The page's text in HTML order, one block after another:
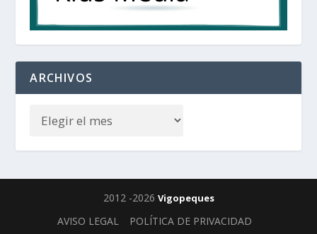
ARCHIVOS
2012 -2026 Vigopeques
AVISO LEGAL
POLÍTICA DE PRIVACIDAD